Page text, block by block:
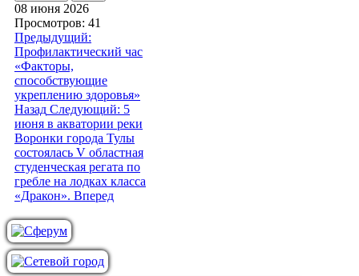
08 июня 2026
Просмотров: 41
Предыдущий:
Профилактический час
«Факторы,
способствующие
укреплению здоровья»
Назад Следующий: 5
июня в акватории реки
Воронки города Тулы
состоялась V областная
студенческая регата по
гребле на лодках класса
«Дракон». Вперед